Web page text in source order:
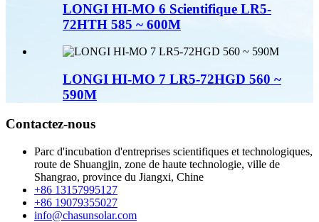
LONGI HI-MO 6 Scientifique LR5-
72HTH 585 ~ 600M
LONGI HI-MO 7 LR5-72HGD 560 ~
590M
Contactez-nous
Parc d'incubation d'entreprises scientifiques et technologiques,
route de Shuangjin, zone de haute technologie, ville de
Shangrao, province du Jiangxi, Chine
+86 13157995127
+86 19079355027
info@chasunsolar.com